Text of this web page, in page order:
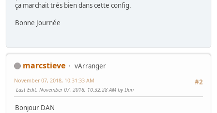
ça marchait trés bien dans cette config.
Bonne Journée
marcstieve
vArranger
#2
November 07, 2018, 10:31:33 AM
Last Edit: November 07, 2018, 10:32:28 AM by Dan
Bonjour DAN